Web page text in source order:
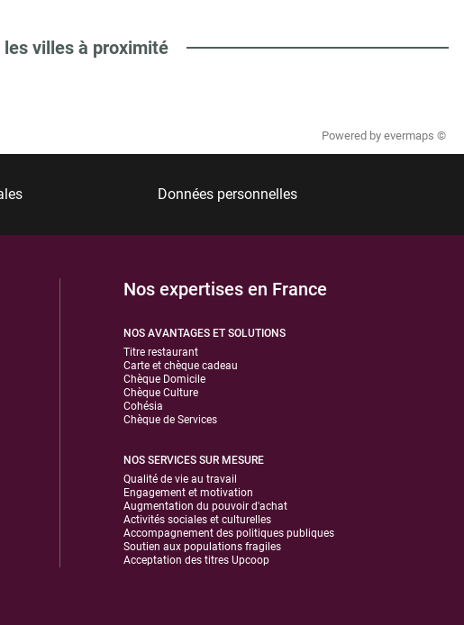
les villes à proximité
Powered by evermaps ©
Données personnelles
Nos expertises en France
NOS AVANTAGES ET SOLUTIONS
Titre restaurant
Carte et chèque cadeau
Chèque Domicile
Chèque Culture
Cohésia
Chèque de Services
NOS SERVICES SUR MESURE
Qualité de vie au travail
Engagement et motivation
Augmentation du pouvoir d'achat
Activités sociales et culturelles
Accompagnement des politiques publiques
Soutien aux populations fragiles
Acceptation des titres Upcoop